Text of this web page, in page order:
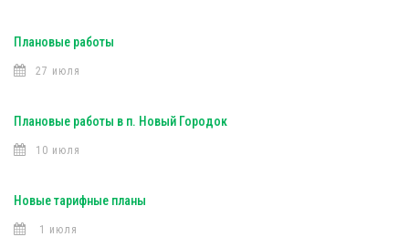
Плановые работы
27 июля
Плановые работы в п. Новый Городок
10 июля
Новые тарифные планы
1 июля